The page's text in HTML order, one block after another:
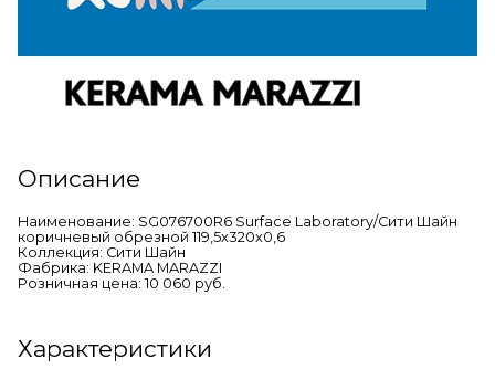
Описание
Наименование: SG076700R6 Surface Laboratory/Сити Шайн
коричневый обрезной 119,5x320x0,6
Коллекция: Сити Шайн
Фабрика: KERAMA MARAZZI
Розничная цена: 10 060 руб.
Характеристики